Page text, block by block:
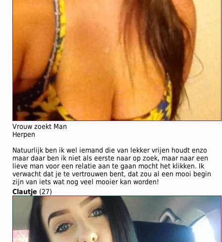
Vrouw zoekt Man
Herpen
Natuurlijk ben ik wel iemand die van lekker vrijen houdt enzo
maar daar ben ik niet als eerste naar op zoek, maar naar een
lieve man voor een relatie aan te gaan mocht het klikken. Ik
verwacht dat je te vertrouwen bent, dat zou al een mooi begin
zijn van iets wat nog veel mooier kan worden!
Clautje (27)